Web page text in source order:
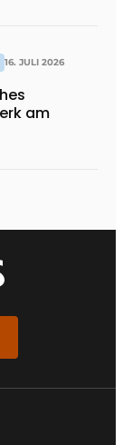
16. JULI 2026
am